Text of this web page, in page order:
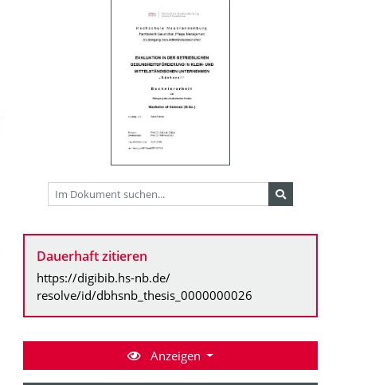
Dauerhaft zitieren
https://digibib.hs-nb.de/
resolve/id/dbhsnb_thesis_0000000026
Anzeigen